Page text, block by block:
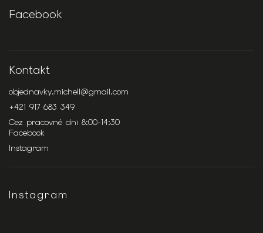
Facebook
Kontakt
objednavky.michell@gmail.com
+421 917 683 349
Cez pracovné dni 8:00-14:30
Facebook
Instagram
Instagram